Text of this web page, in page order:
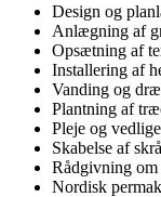
Design og
Anlægning af
Opsætning af
Installering af
Vanding og
Plantning af
Pleje og
Skabelse af
Rådgivning om
Nordisk